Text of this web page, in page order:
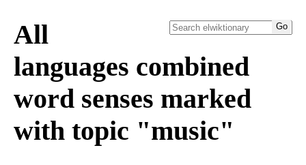
All
languages combined
word senses marked
with topic "music"